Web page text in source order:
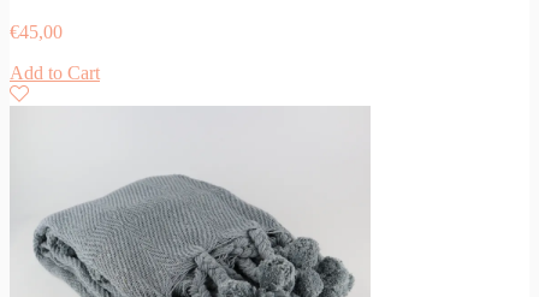
€45,00
Add to Cart